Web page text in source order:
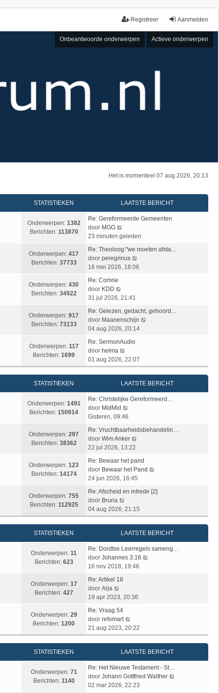
Aanmelden
Registreer
Onbeantwoorde onderwerpen Actieve onderwerpen
Het is momenteel 07 aug 2026, 20:13
STATISTIEKEN LAATSTE BERICHT
Onderwerpen: 1382
Berichten: 113870
Re: Gereformeerde Gemeenten
door MGG
e
i
j
k
a
s
t
e
b
e
i
c
h
t
23 minuten geleden
Onderwerpen: 417
Berichten: 37733
Re: Theoloog:"we moeten afsta…
door peregrinus
e
l
a
a
e
e
i
16 mei 2026, 18:06
Onderwerpen: 430
Berichten: 34922
Re: Comrie
door KDD
e
i
j
k
l
a
a
t
s
t
e
b
e
r
i
c
h
31 jul 2026, 21:41
Onderwerpen: 917
Berichten: 73133
Re: Gelezen, gedacht, gehoord…
door Maanenschijn
a
t
b
c
04 aug 2026, 20:14
Onderwerpen: 117
Berichten: 1699
Re: SermonAudio
door helma
e
k
i
j
k
l
a
a
t
s
t
b
e
r
i
h
t
01 aug 2026, 22:07
STATISTIEKEN LAATSTE BERICHT
Onderwerpen: 1491
Berichten: 150914
Re: Christelijke Gereformeerd…
door MidMid
i
j
k
l
a
a
s
e
e
i
c
h
Gisteren, 09:46
Onderwerpen: 297
Berichten: 38362
Re: Vruchtbaarheidsbehandelin…
door Wim Anker
i
j
l
a
t
s
t
e
b
e
r
h
22 jul 2026, 13:22
Onderwerpen: 123
Berichten: 14174
Re: Bewaar het pand
door Bewaar het Pand
i
a
t
t
24 jun 2026, 16:45
Onderwerpen: 755
Berichten: 112925
Re: Afscheid en intrede [2]
door Bruna
e
k
i
j
k
l
a
a
t
e
r
c
t
04 aug 2026, 21:15
STATISTIEKEN LAATSTE BERICHT
Onderwerpen: 11
Berichten: 623
Re: Dordtse Leerregels sameng…
door Johannes 3:16
t
s
t
e
b
e
16 nov 2018, 19:46
Onderwerpen: 17
Berichten: 427
Re: Artikel 18
door Arja
e
j
k
a
t
s
t
19 apr 2023, 20:36
Onderwerpen: 29
Berichten: 1200
Re: Vraag 54
door refomart
e
k
i
j
k
a
a
21 aug 2023, 20:22
STATISTIEKEN LAATSTE BERICHT
Onderwerpen: 71
Berichten: 1140
Re: Het Nieuwe Testament - St…
door Johann Gottfried Walther
02 mar 2026, 22:23